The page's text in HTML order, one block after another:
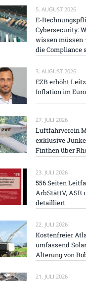
5. AUGUST 2026
E-
Cybersecurity:
wissen müssen
die Compliance
3. AUGUST 2026
EZB erhöht
Inflation im
27. JULI 2026
Luftfahrverein
exklusive
Finthen über
23. JULI 2026
556 Seiten
ArbStättV, ASR
detailliert
22. JULI 2026
Kostenfreier
umfassend
Alterung von
21. JULI 2026